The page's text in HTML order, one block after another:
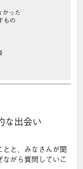
かった
もの
な出会い
とと、みなさんが聞
ながら質問していこ